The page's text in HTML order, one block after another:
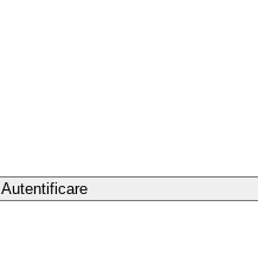
Autentificare